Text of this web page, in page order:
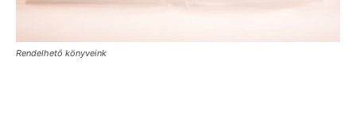
Rendelhető könyveink